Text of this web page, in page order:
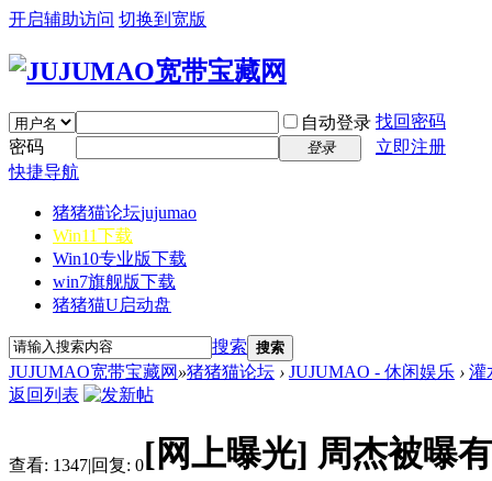
开启辅助访问 切换到宽版
自动登录 找回密码
密码
登录
立即注册
快捷导航
猪猪猫论坛jujumao
Win11下载
Win10专业版下载
win7旗舰版下载
猪猪猫U启动盘
搜索 搜索
JUJUMAO宽带宝藏网 »猪猪猫论坛 › JUJUMAO - 休闲娱乐 › 灌
返回列表
查看: 1347|回复: 0[网上曝光] 周杰被曝